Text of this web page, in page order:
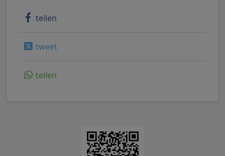
teilen
tweet
teilen